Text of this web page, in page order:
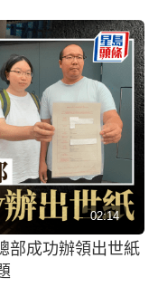
02:14
部成功辦領出世紙